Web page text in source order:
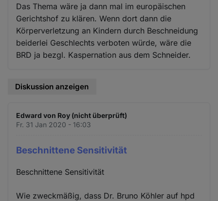
Das Thema wäre ja dann mal im europäischen
Gerichtshof zu klären. Wenn dort dann die
Körperverletzung an Kindern durch Beschneidung
beiderlei Geschlechts verboten würde, wäre die
BRD ja bezgl. Kaspernation aus dem Schneider.
Diskussion anzeigen
Edward von Roy (nicht überprüft)
Fr. 31 Jan 2020 - 16:03
Beschnittene Sensitivität
Beschnittene Sensitivität
Wie zweckmäßig, dass Dr. Bruno Köhler auf hpd